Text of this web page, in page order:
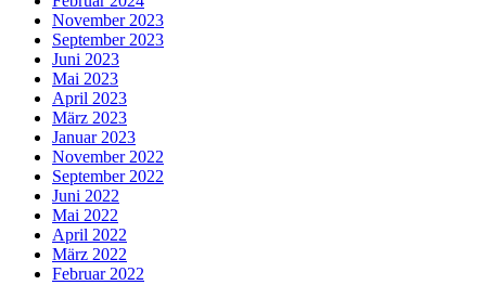
November 2023
September 2023
Juni 2023
Mai 2023
April 2023
März 2023
Januar 2023
November 2022
September 2022
Juni 2022
Mai 2022
April 2022
März 2022
Februar 2022